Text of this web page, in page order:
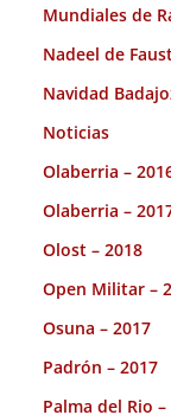
Mundiales de
Nadeel de
Navidad
Noticias
Olaberria –
Olaberria –
Olost – 2018
Open Militar –
Osuna – 2017
Padrón – 2017
Palma del Rio –